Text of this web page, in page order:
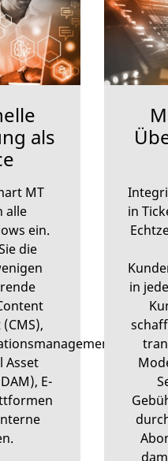
als
MT
alle
ein.
die
Asset
E-
in
in